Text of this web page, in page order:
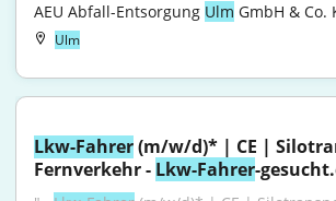
AEU Abfall-Entsorgung Ulm GmbH & Co.
Ulm
Lkw-Fahrer (m/w/d)* | CE |
Fernverkehr - Lkw-Fahrer-